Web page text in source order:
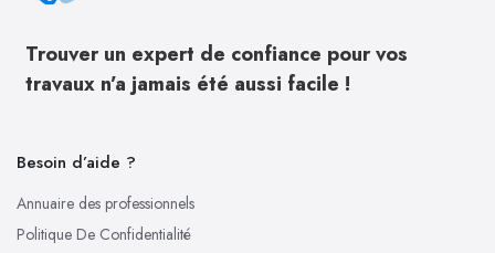
Trouver un expert de confiance pour vos
travaux n’a jamais été aussi facile !
Besoin d’aide ?
Annuaire des professionnels
Politique De Confidentialité